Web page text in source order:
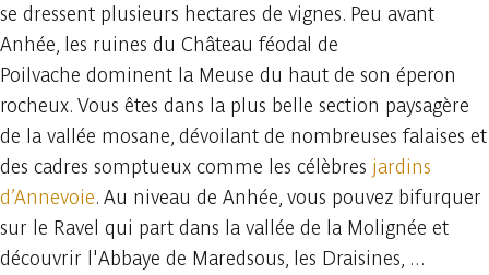
se dressent plusieurs hectares de vignes. Peu avant
Anhée, les ruines du Château féodal de
Poilvache dominent la Meuse du haut de son éperon
rocheux. Vous êtes dans la plus belle section paysagère
de la vallée mosane, dévoilant de nombreuses falaises et
des cadres somptueux comme les célèbres jardins
d’Annevoie. Au niveau de Anhée, vous pouvez bifurquer
sur le Ravel qui part dans la vallée de la Molignée et
découvrir l'Abbaye de Maredsous, les Draisines, ...